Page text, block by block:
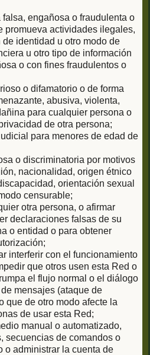
engañosa o fraudulenta o
promueva actividades ilegales,
identidad u otro modo de
u otro tipo de información
o con fines fraudulentos o
o difamatorio o de forma
abusiva, violenta,
para cualquier persona o
de otra persona;
para menores de edad de
o discriminatoria por motivos
nacionalidad, origen étnico
orientación sexual
censurable;
otra persona, o afirmar
declaraciones falsas de su
o entidad o para obtener
interferir con el funcionamiento
que otros usen esta Red o
el flujo normal o el diálogo
mensajes (ataque de
que de otro modo afecte la
de usar esta Red;
manual o automatizado,
secuencias de comandos o
o administrar la cuenta de